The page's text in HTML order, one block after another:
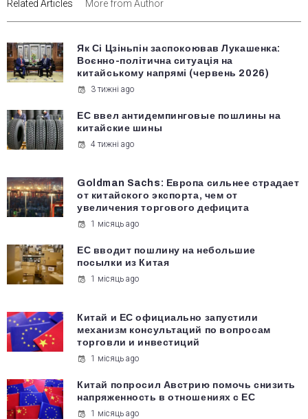
Related Articles More from Author
Як Сі Цзіньпін заспокоював Лукашенка:
Воєнно-політична ситуація на
китайському напрямі (червень 2026)
3 тижні ago
ЕС ввел антидемпинговые пошлины на
китайские шины
4 тижні ago
Goldman Sachs: Европа сильнее страдает
от китайского экспорта, чем от
увеличения торгового дефицита
1 місяць ago
ЕС вводит пошлину на небольшие
посылки из Китая
1 місяць ago
Китай и ЕС официально запустили
механизм консультаций по вопросам
торговли и инвестиций
1 місяць ago
Китай попросил Австрию помочь снизить
напряженность в отношениях с ЕС
1 місяць ago